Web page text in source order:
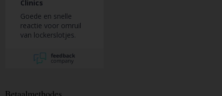
Clinics
Goede en snelle
reactie voor omruil
van lockerslotjes.
Betaalmethodes